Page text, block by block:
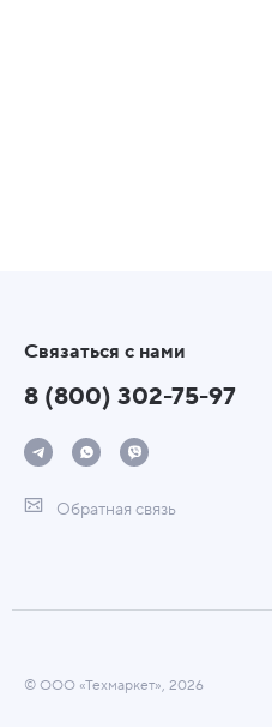
Связаться с нами
8 (800) 302-75-97
Обратная связь
© ООО «Техмаркет», 2026